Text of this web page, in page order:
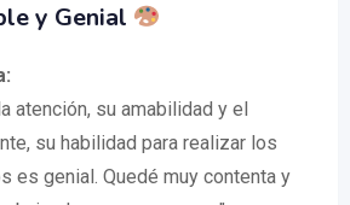
y Genial
atención, su amabilidad y el
su habilidad para realizar los
es genial. Quedé muy contenta y